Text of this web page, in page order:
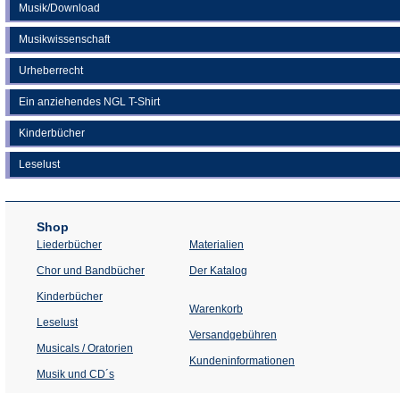
Musik/Download
Musikwissenschaft
Urheberrecht
Ein anziehendes NGL T-Shirt
Kinderbücher
Leselust
Shop
Liederbücher
Chor und Bandbücher
Kinderbücher
Leselust
Musicals / Oratorien
Musik und CD´s
Materialien
Der Katalog
Warenkorb
Versandgebühren
Kundeninformationen